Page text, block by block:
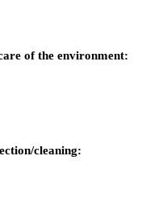
of the environment:
cleaning: